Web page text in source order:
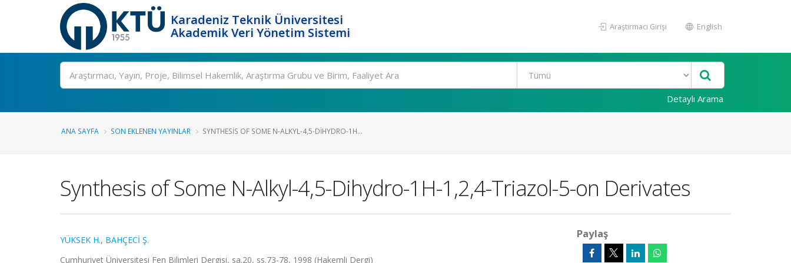
Karadeniz Teknik Üniversitesi
Akademik Veri Yönetim Sistemi
Araştırmacı Girişi English
Ara
Detaylı Arama
ANA SAYFA SON EKLENEN YAYINLAR SYNTHESIS OF SOME N-ALKYL-4,5-DIHYDRO-1H...
Synthesis of Some N-Alkyl-4,5-Dihydro-1H-1,2,4-Triazol-5-on Derivates
YÜKSEK H., BAHÇECİ Ş.
Cumhuriyet Üniversitesi Fen Bilimleri Dergisi, sa.20, ss.73-78, 1998 (Hakemli Dergi)
Paylaş